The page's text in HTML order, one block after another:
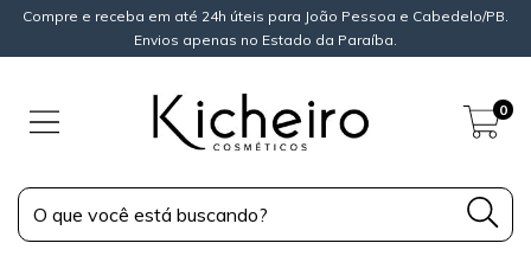
Compre e receba em até 24h úteis para João Pessoa e Cabedelo/PB.
Envios apenas no Estado da Paraíba.
0